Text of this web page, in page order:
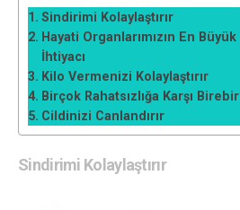
Sindirimi Kolaylaştırır
Hayati Organlarımızın En Büyük
İhtiyacı
Kilo Vermenizi Kolaylaştırır
Birçok Rahatsızlığa Karşı Birebir
Cildinizi Canlandırır
Sindirimi Kolaylaştırır